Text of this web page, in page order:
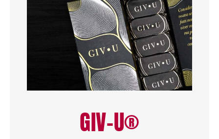
GIV-U®